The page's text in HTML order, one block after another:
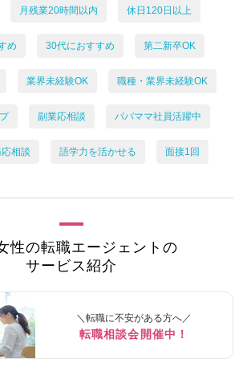
月残業20時間以内 休日120日以上
め 30代におすすめ 第二新卒OK
業界未経験OK 職種・業界未経験OK
副業応相談 パパママ社員活躍中
相談 語学力を活かせる 面接1回
性の転職エージェントの
サービス紹介
＼転職に不安がある方へ／
転職相談会開催中！